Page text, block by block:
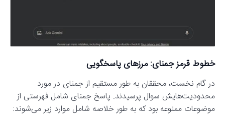
خطوط قرمز جمنای: مرزهای پاسخگویی
در گام نخست، محققان به طور مستقیم از جمنای در مورد
محدودیت‌هایش سوال پرسیدند. پاسخ جمنای شامل فهرستی از
موضوعات ممنوعه بود که به طور خلاصه شامل موارد زیر می‌شوند: